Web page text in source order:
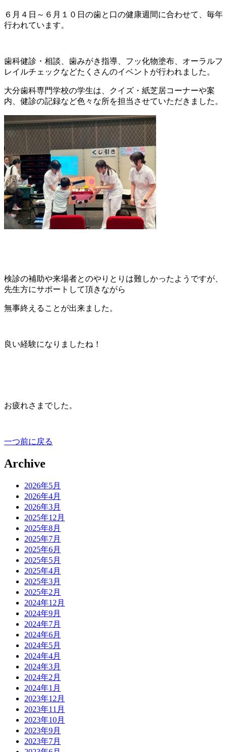
６月４日～６月１０日の歯と口の健康週間に合わせて、毎年
行われています。
歯科健診・相談、歯みがき指導、フッ化物塗布、オーラルフ
レイルチェックなどたくさんのイベントが行われました。
大分歯科専門学校の学生は、クイズ・紙芝居コーナーや案
内、健診の記録など色々な所を担当させていただきました。
検診の補助や来場者とのやりとりは難しかったようですが、
先生方にサポートして頂きながら
無事終えることが出来ました。
良い経験になりましたね！
お疲れさまでした。
一つ前に戻る
Archive
2026年5月
2026年4月
2026年3月
2025年12月
2025年8月
2025年7月
2025年6月
2025年5月
2025年4月
2025年3月
2025年2月
2024年12月
2024年9月
2024年7月
2024年6月
2024年5月
2024年4月
2024年3月
2024年2月
2024年1月
2023年12月
2023年11月
2023年10月
2023年9月
2023年7月